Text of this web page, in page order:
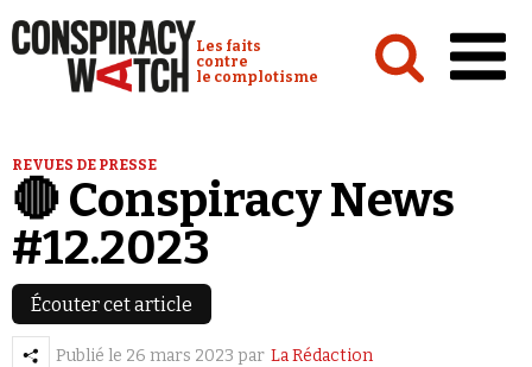
Conspiracy Watch :
Les faits
contre
le complotisme
Analyses
Conspipédia
Vidéos
Émissions
REVUES DE PRESSE
🔴 Conspiracy News
#12.2023
Écouter cet article
Publié le 26 mars 2023 par La Rédaction